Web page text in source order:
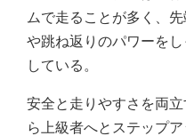
ムで走ることが多く、
や跳ね返りのパワーを
している。
安全と走りやすさを両
ら上級者へとステップ